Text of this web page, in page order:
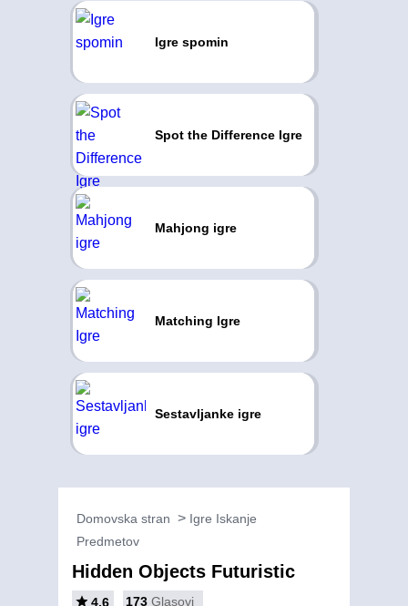
Igre spomin
Spot the Difference Igre
Mahjong igre
Matching Igre
Sestavljanke igre
Domovska stran
Igre Iskanje
Predmetov
Hidden Objects Futuristic
4.6 173 Glasovi